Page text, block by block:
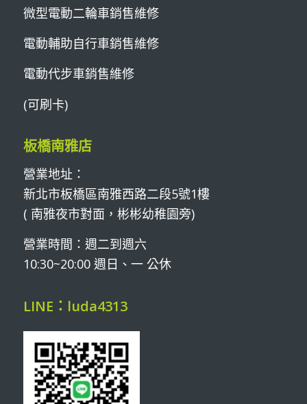
微型電動二輪車銷售維修
電動輔助自行車銷售維修
電動代步車銷售維修
(可刷卡)
板橋南雅店
營業地址：
新北市板橋區南雅西路二段5號1樓
( 南雅夜市對面，彬彬幼稚園旁)
營業時間：週二到週六
10:30~20:00 週日、一 公休
LINE：luda4313